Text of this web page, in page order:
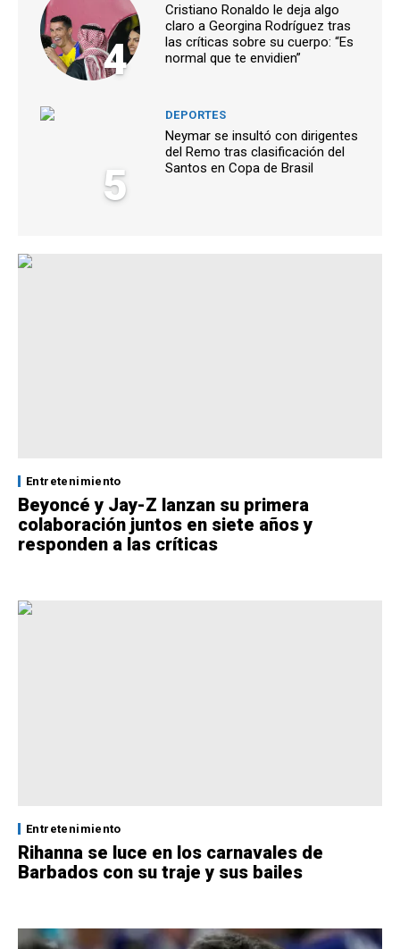
4
Cristiano Ronaldo le deja algo
claro a Georgina Rodríguez tras
las críticas sobre su cuerpo: “Es
normal que te envidien”
5
DEPORTES
Neymar se insultó con dirigentes
del Remo tras clasificación del
Santos en Copa de Brasil
Entretenimiento
Beyoncé y Jay-Z lanzan su primera
colaboración juntos en siete años y
responden a las críticas
Entretenimiento
Rihanna se luce en los carnavales de
Barbados con su traje y sus bailes